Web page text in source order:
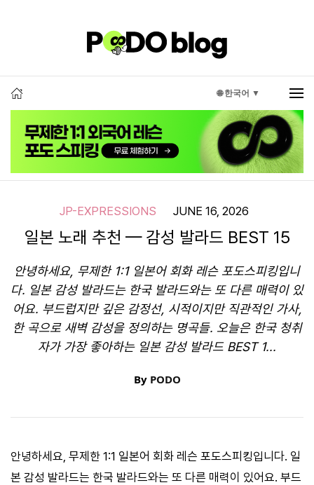
🌐 한국어 ▼
JP-EXPRESSIONS JUNE 16, 2026
일본 노래 추천 — 감성 발라드 BEST 15
안녕하세요, 무제한 1:1 일본어 회화 레슨 포도스피킹입니
다. 일본 감성 발라드는 한국 발라드와는 또 다른 매력이 있
어요. 부드럽지만 깊은 감정선, 시적이지만 직관적인 가사,
한 곡으로 새벽 감성을 정의하는 명곡들. 오늘은 한국 청취
자가 가장 좋아하는 일본 감성 발라드 BEST 1...
By PODO
안녕하세요, 무제한 1:1 일본어 회화 레슨 포도스피킹입니다. 일
본 감성 발라드는 한국 발라드와는 또 다른 매력이 있어요. 부드